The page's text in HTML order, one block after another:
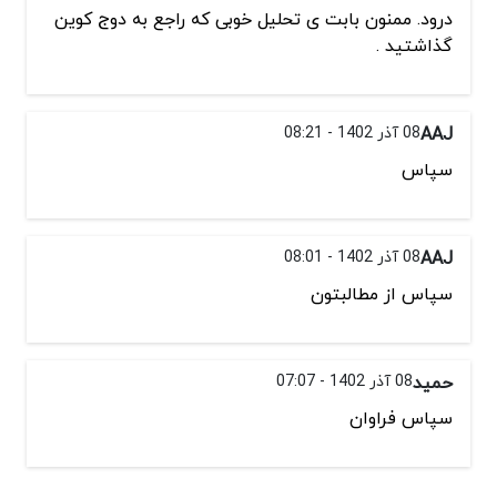
درود. ممنون بابت ی تحلیل خوبی که راجع به دوج کوین
گذاشتید .
AAJ08 آذر 1402 - 08:21
سپاس
AAJ08 آذر 1402 - 08:01
سپاس از مطالبتون
حمید08 آذر 1402 - 07:07
سپاس فراوان